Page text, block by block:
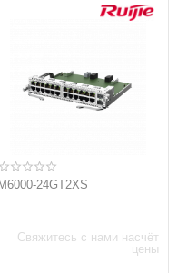
M6000-24GT2XS
Свяжитесь с нами насчёт
цены